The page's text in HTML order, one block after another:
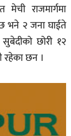
मेची राजमार्गमा
भने २ जना घाईते
छोरी १२
रहेका छन ।